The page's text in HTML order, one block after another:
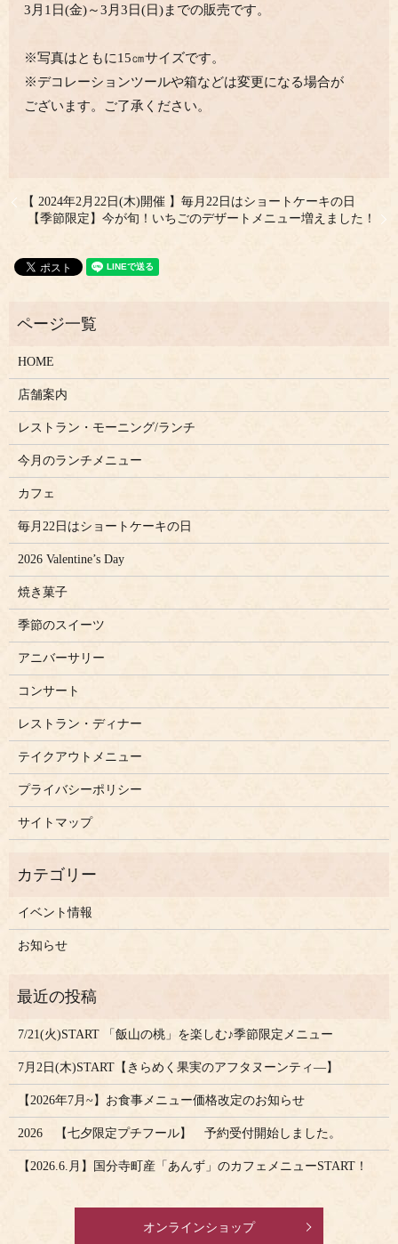
3月1日(金)～3月3日(日)までの販売です。
※写真はともに15㎝サイズです。
※デコレーションツールや箱などは変更になる場合が
ございます。ご了承ください。
【 2024年2月22日(木)開催 】毎月22日はショートケーキの日
【季節限定】今が旬！いちごのデザートメニュー増えました！
HOME
店舗案内
レストラン・モーニング/ランチ
今月のランチメニュー
カフェ
毎月22日はショートケーキの日
2026 Valentine’s Day
焼き菓子
季節のスイーツ
アニバーサリー
コンサート
レストラン・ディナー
テイクアウトメニュー
プライバシーポリシー
サイトマップ
イベント情報
お知らせ
7/21(火)START 「飯山の桃」を楽しむ♪季節限定メニュー
7月2日(木)START【きらめく果実のアフタヌーンティ―】
【2026年7月~】お食事メニュー価格改定のお知らせ
2026 【七夕限定プチフール】 予約受付開始しました。
【2026.6.月】国分寺町産「あんず」のカフェメニューSTART！
オンラインショップ